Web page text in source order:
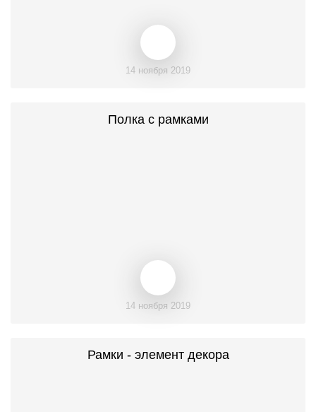
14 ноября 2019
Полка с рамками
14 ноября 2019
Рамки - элемент декора